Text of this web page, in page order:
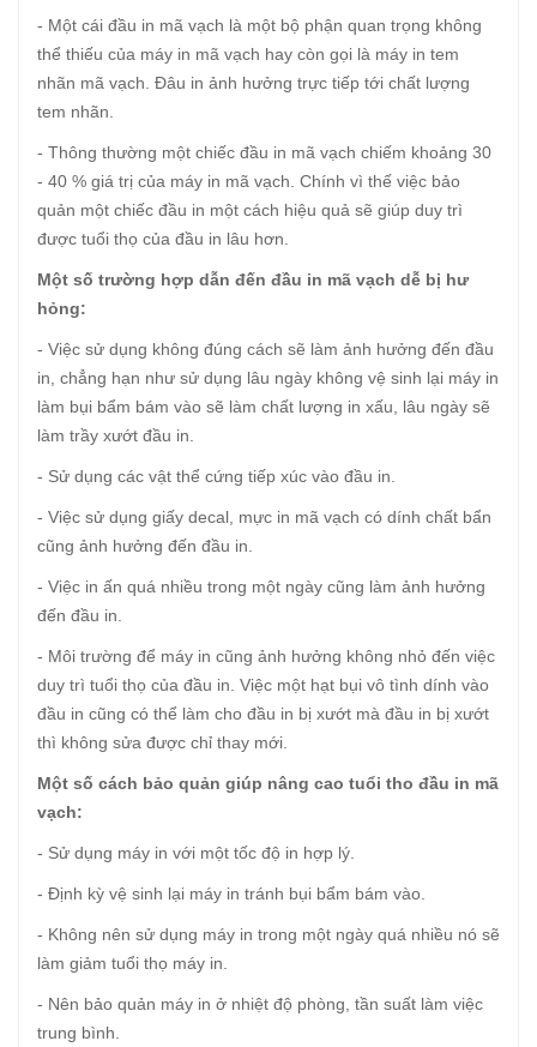
- Một cái đầu in mã vạch là một bộ phận quan trọng không
thể thiếu của máy in mã vạch hay còn gọi là máy in tem
nhãn mã vạch. Đâu in ảnh hưởng trực tiếp tới chất lượng
tem nhãn.
- Thông thường một chiếc đầu in mã vạch chiếm khoảng 30
- 40 % giá trị của máy in mã vạch. Chính vì thế việc bảo
quản một chiếc đầu in một cách hiệu quả sẽ giúp duy trì
được tuổi thọ của đầu in lâu hơn.
Một số trường hợp dẫn đến đầu in mã vạch dễ bị hư
hỏng:
- Việc sử dụng không đúng cách sẽ làm ảnh hưởng đến đầu
in, chẳng hạn như sử dụng lâu ngày không vệ sinh lại máy in
làm bụi bẩm bám vào sẽ làm chất lượng in xấu, lâu ngày sẽ
làm trầy xướt đầu in.
- Sử dụng các vật thể cứng tiếp xúc vào đầu in.
- Việc sử dụng giấy decal, mực in mã vạch có dính chất bẩn
cũng ảnh hưởng đến đầu in.
- Việc in ấn quá nhiều trong một ngày cũng làm ảnh hưởng
đến đầu in.
- Môi trường để máy in cũng ảnh hưởng không nhỏ đến việc
duy trì tuổi thọ của đầu in. Việc một hạt bụi vô tình dính vào
đầu in cũng có thể làm cho đầu in bị xướt mà đầu in bị xướt
thì không sửa được chỉ thay mới.
Một số cách bảo quản giúp nâng cao tuổi tho đầu in mã
vạch:
- Sử dụng máy in với một tốc độ in hợp lý.
- Định kỳ vệ sinh lại máy in tránh bụi bẩm bám vào.
- Không nên sử dụng máy in trong một ngày quá nhiều nó sẽ
làm giảm tuổi thọ máy in.
- Nên bảo quản máy in ở nhiệt độ phòng, tần suất làm việc
trung bình.